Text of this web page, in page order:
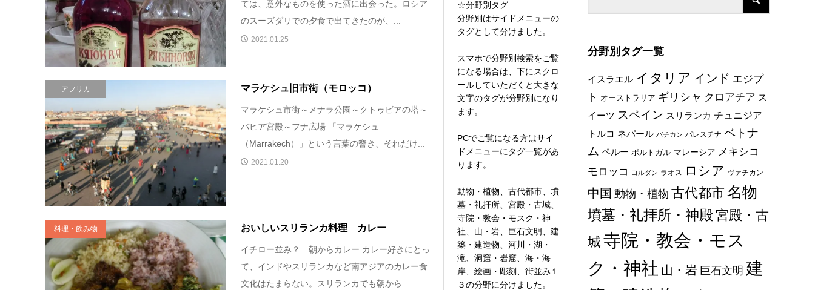
ては、意外なものを使った酒に出会った。ロシア
のスーズダリでの夕食で出てきたのが、...
2021.01.25
アフリカ マラケシュ旧市街（モロッコ）
マラケシュ市街～メナラ公園～クトゥビアの塔～
バヒア宮殿～フナ広場 「マラケシュ
（Marrakech）」という言葉の響き、それだけ...
2021.01.20
料理・飲み物 おいしいスリランカ料理 カレー
イチロー並み？ 朝からカレー カレー好きにとっ
て、インドやスリランカなど南アジアのカレー食
文化はたまらない。スリランカでも朝から...
☆分野別タグ
分野別はサイドメニューの
タグとして分けました。
スマホで分野別検索をご覧
になる場合は、下にスクロ
ールしていただくと大きな
文字のタグが分野別になり
ます。
PCでご覧になる方はサイ
ドメニューにタグ一覧があ
ります。
動物・植物、古代都市、墳
墓・礼拝所、宮殿・古城、
寺院・教会・モスク・神
社、山・岩、巨石文明、建
築・建造物、河川・湖・
滝、洞窟・岩窟、海・海
岸、絵画・彫刻、街並み１
３の分野に分けました。
分野別タグ一覧
イスラエル イタリア インド エジプ
ト オーストラリア ギリシャ クロアチア ス
イーツ スペイン スリランカ チュニジア
トルコ ネパール バチカン パレスチナ ベトナ
ム ペルー ポルトガル マレーシア メキシコ
モロッコ
ヨルダン ラオス ロシア ヴァチカン
中国 動物・植物 古代都市 名物
墳墓・礼拝所・神殿宮殿・古
城 寺院・教会・モス
ク・神社 山・岩 巨石文明 建